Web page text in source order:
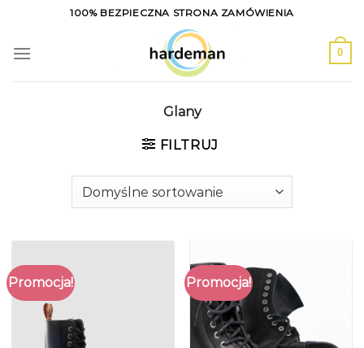
content
100% BEZPIECZNA STRONA ZAMÓWIENIA
0
Glany
FILTRUJ
Promocja! Promocja!